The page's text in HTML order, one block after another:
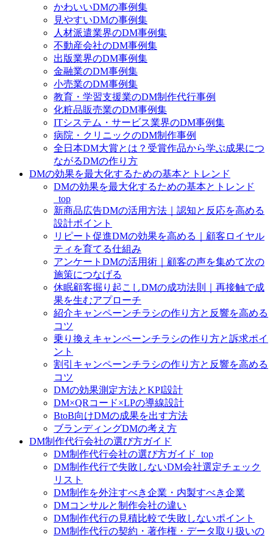
かわいいDMの事例集
見やすいDMの事例集
人材派遣業界のDM事例集
不動産会社のDM事例集
出版業界のDM事例集
金融業のDM事例集
小売業のDM事例集
教育・学習支援業のDM制作代行事例
化粧品販売業のDM事例集
ITシステム・サービス業界のDM事例集
病院・クリニックのDM制作事例
全日本DM大賞とは？受賞作品から学ぶ成果につ
ながるDMの作り方
DMの効果を最大化するための基本とトレンド
DMの効果を最大化するための基本とトレンド
_top
新商品広告DMの活用方法｜認知と反応を高める
設計ポイント
リピート促進DMの効果を高める｜顧客ロイヤル
ティを育てる仕組み
アンケートDMの活用術｜顧客の声を集めて次の
施策につなげる
休眠顧客掘り起こしDMの成功法則｜再接触で成
果を生むアプローチ
紹介キャンペーンチラシの作り方と反響を高める
コツ
乗り換えキャンペーンチラシの作り方と訴求ポイ
ント
割引キャンペーンチラシの作り方と反響を高める
コツ
DMの効果測定方法とKPI設計
DM×QRコード×LPの導線設計
BtoB向けDMの成果を出す方法
ブランディングDMの考え方
DM制作代行会社の選び方ガイド
DM制作代行会社の選び方ガイド_top
DM制作代行で失敗しないDM会社選定チェック
リスト
DM制作を外注すべき企業・内製すべき企業
DMコンサルと制作会社の違い
DM制作代行の見積比較で失敗しないポイント
DM制作代行の契約・著作権・データ取り扱いの